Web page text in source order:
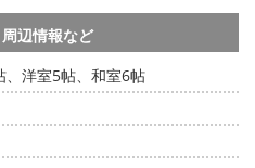
辺情報など
、洋室5帖、和室6帖